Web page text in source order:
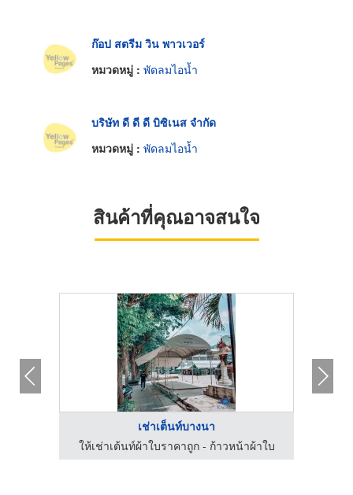
ก๊อป สตรีม วิน พาวเวอร์
หมวดหมู่ : พัดลมไอน้ำ
บริษัท ดี ดี ดี บิซิเนส จำกัด
หมวดหมู่ : พัดลมไอน้ำ
สินค้าที่คุณอาจสนใจ
เช่าเต็นท์บางนา
ให้เช่าเต้นท์ผ้าใบราคาถูก - ก้าวหน้าผ้าใบ